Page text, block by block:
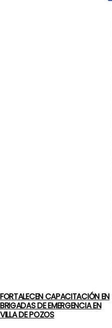
t
FORTALECEN CAPACITACIÓN EN
BRIGADAS DE EMERGENCIA EN
VILLA DE POZOS